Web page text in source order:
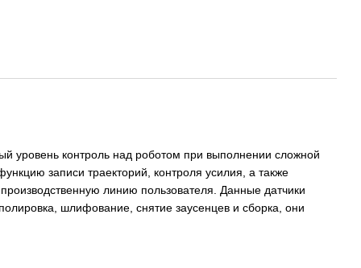
уровень контроль над роботом при выполнении сложной
записи траекторий, контроля усилия, а также
линию пользователя. Данные датчики
шлифование, снятие заусенцев и сборка, они